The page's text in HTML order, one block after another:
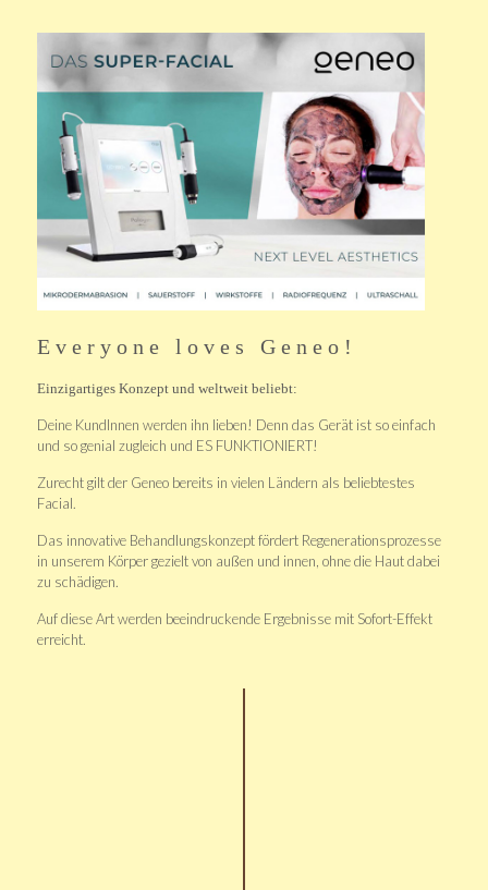
Everyone loves Geneo!
Einzigartiges Konzept und weltweit beliebt:
Deine KundInnen werden ihn lieben! Denn das Gerät ist so einfach
und so genial zugleich und ES FUNKTIONIERT!
Zurecht gilt der Geneo bereits in vielen Ländern als beliebtestes
Facial.
Das innovative Behandlungskonzept fördert Regenerationsprozesse
in unserem Körper gezielt von außen und innen, ohne die Haut dabei
zu schädigen.
Auf diese Art werden beeindruckende Ergebnisse mit Sofort-Effekt
erreicht.